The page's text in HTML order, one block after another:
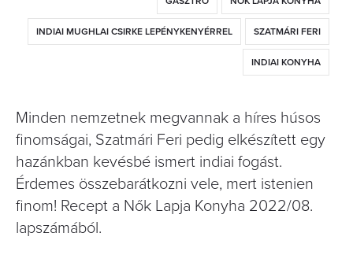
INDIAI MUGHLAI CSIRKE LEPÉNYKENYÉRREL SZATMÁRI FERI
INDIAI KONYHA
Minden nemzetnek megvannak a híres húsos
finomságai, Szatmári Feri pedig elkészített egy
hazánkban kevésbé ismert indiai fogást.
Érdemes összebarátkozni vele, mert istenien
finom! Recept a Nők Lapja Konyha 2022/08.
lapszámából.